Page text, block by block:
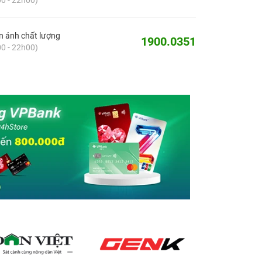
ánh chất lượng
- 22h00)
1900.0351